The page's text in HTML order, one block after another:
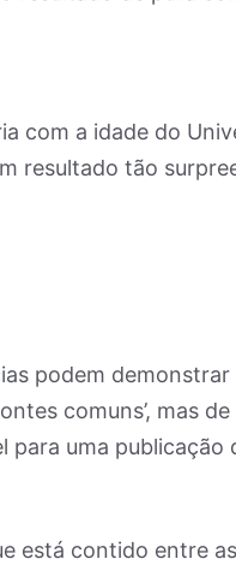
com a idade do
resultado tão
podem
comuns’, mas
para uma publicação
está contido entre